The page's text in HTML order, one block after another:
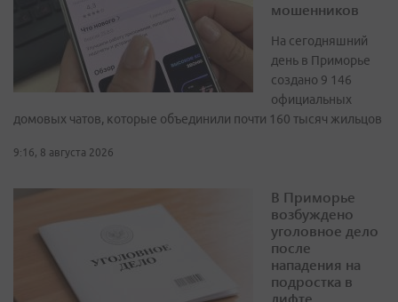
мошенников
На сегодняшний
день в Приморье
создано 9 146
официальных
домовых чатов, которые объединили почти 160 тысяч жильцов
9:16, 8 августа 2026
В Приморье
возбуждено
уголовное дело
после
нападения на
подростка в
лифте